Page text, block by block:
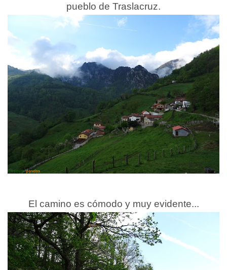
pueblo de Traslacruz.
El camino es cómodo y muy evidente...